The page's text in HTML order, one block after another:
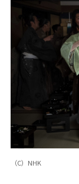
（C）NHK